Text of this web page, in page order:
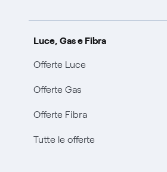
Luce, Gas e Fibra
Offerte Luce
Offerte Gas
Offerte Fibra
Tutte le offerte